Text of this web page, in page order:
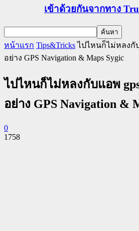
เข้าด้วยกันจากทาง
หน้าแรก Tips&Tricks ไปไหนก็ไม่หลงกั
อย่าง GPS Navigation & Maps Sygic
ไปไหนก็ไม่หลงกับแอพ
อย่าง GPS Navigation &
0
1758